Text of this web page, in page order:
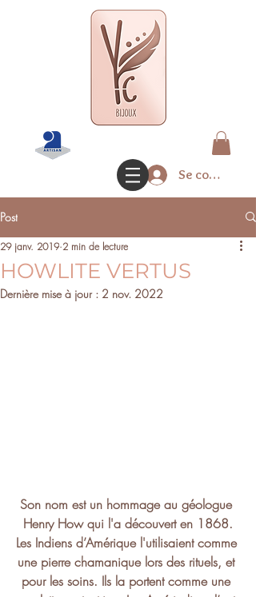
Se connecter
Post
HOWLITE VERTUS
29 janv. 2019 2 min de lecture
Dernière mise à jour : 2 nov. 2022
Son nom est un hommage au géologue
Henry How qui l'a découvert en 1868.
Les Indiens d’Amérique l'utilisaient comme
une pierre chamanique lors des rituels, et
pour les soins. Ils la portent comme une